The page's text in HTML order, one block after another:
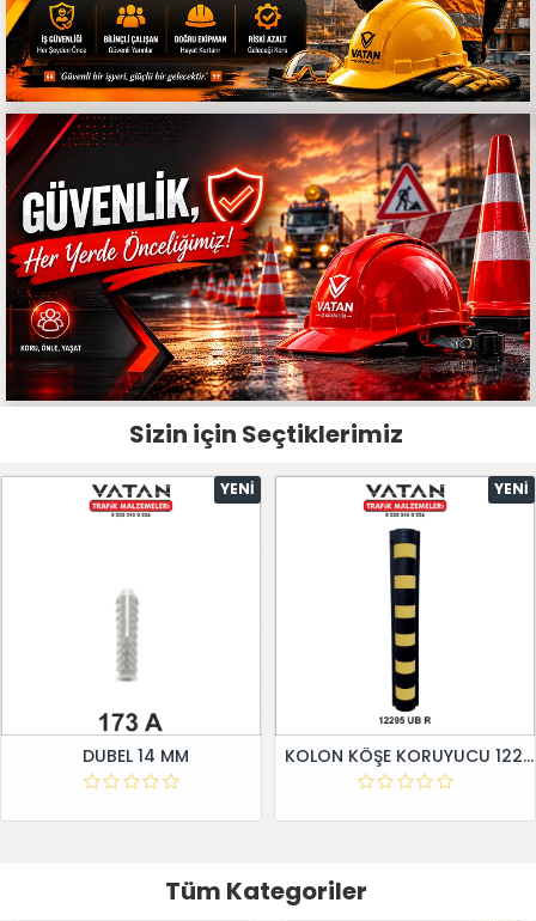
Sizin için Seçtiklerimiz
YENI
DUBEL 14 MM
YENI
KOLON KÖŞE KORUYUCU 12295 UB R
Tüm Kategoriler